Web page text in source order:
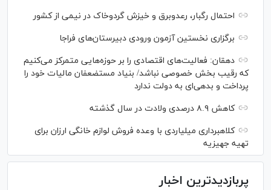
احتمال رگبار، رعدوبرق و خیزش گردوخاک در نیمی از کشور
برگزاری نخستین آزمون ورودی دبیرستان‌های فراجا
دهقان: فعالیت‌های اقتصادی را بر حوزه‌هایی متمرکز می‌کنیم
که رقیب بخش خصوصی نباشد/ بنیاد مستضعفان مالیات خود را
پرداخت و بدهی‌ای به دولت ندارد
کاهش ۸.۹ درصدی ولادت در سال گذشته
کلاهبرداری میلیاردی با وعده فروش لوازم خانگی ارزان برای
تهیه جهیزیه
پربازدیدترین اخبار